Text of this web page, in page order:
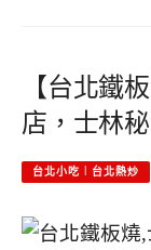
【台北鐵
店，士林
台北小吃︱台北熱炒